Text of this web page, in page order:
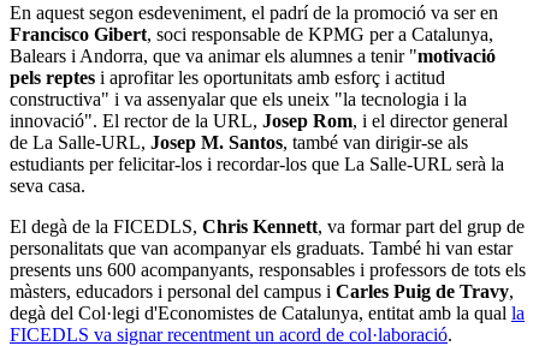
En aquest segon esdeveniment, el padrí de la promoció va ser en
Francisco Gibert, soci responsable de KPMG per a Catalunya,
Balears i Andorra, que va animar els alumnes a tenir "motivació
pels reptes i aprofitar les oportunitats amb esforç i actitud
constructiva" i va assenyalar que els uneix "la tecnologia i la
innovació". El rector de la URL, Josep Rom, i el director general
de La Salle-URL, Josep M. Santos, també van dirigir-se als
estudiants per felicitar-los i recordar-los que La Salle-URL serà la
seva casa.
El degà de la FICEDLS, Chris Kennett, va formar part del grup de
personalitats que van acompanyar els graduats. També hi van estar
presents uns 600 acompanyants, responsables i professors de tots els
màsters, educadors i personal del campus i Carles Puig de Travy,
degà del Col·legi d'Economistes de Catalunya, entitat amb la qual la
FICEDLS va signar recentment un acord de col·laboració.